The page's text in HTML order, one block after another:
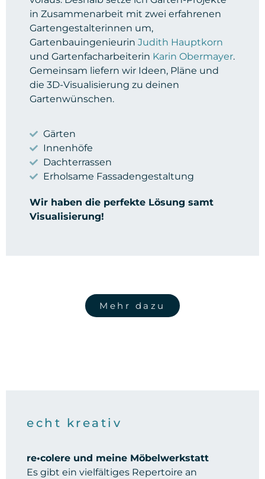
in Zusammenarbeit mit zwei erfahrenen
Gartengestalterinnen um,
Gartenbauingenieurin Judith Hauptkorn
und Gartenfacharbeiterin Karin Obermayer.
Gemeinsam liefern wir Ideen, Pläne und
die 3D-Visualisierung zu deinen
Gartenwünschen.
Gärten
Innenhöfe
Dachterrassen
Erholsame Fassadengestaltung
Wir haben die perfekte Lösung samt
Visualisierung!
Mehr dazu
echt kreativ
re•colere und meine Möbelwerkstatt
Es gibt ein vielfältiges Repertoire an